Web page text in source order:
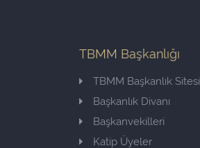
TBMM Başkanlığı
TBMM Başkanlık Sitesi
Başkanlık Divanı
Başkanvekilleri
Katip Üyeler